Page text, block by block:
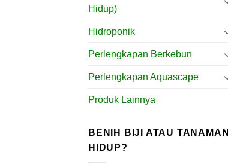
Hidup)
Hidroponik
Perlengkapan Berkebun
Perlengkapan Aquascape
Produk Lainnya
BENIH BIJI ATAU TANAMAN
HIDUP?